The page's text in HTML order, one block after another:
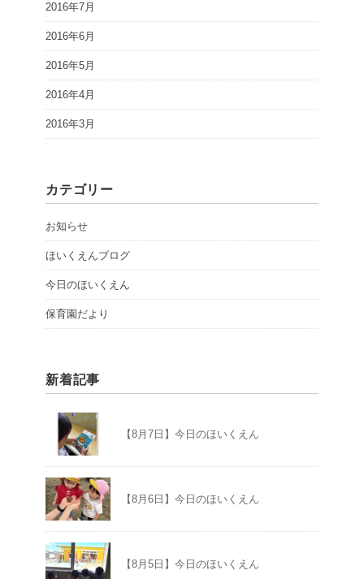
2016年7月
2016年6月
2016年5月
2016年4月
2016年3月
カテゴリー
お知らせ
ほいくえんブログ
今日のほいくえん
保育園だより
新着記事
【8月7日】今日のほいくえん
【8月6日】今日のほいくえん
【8月5日】今日のほいくえん